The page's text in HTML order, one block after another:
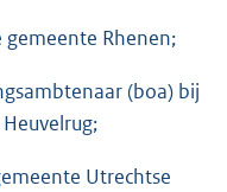
Rhenen;
(boa) bij
Utrechtse